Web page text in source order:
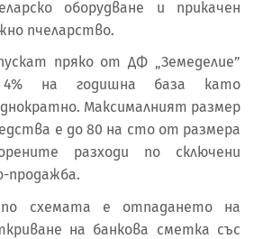
оборудване и прикачен
пчеларство.
пряко от ДФ „Земеделие”
на годишна база като
Максималният размер
е до 80 на сто от размера
разходи по сключени
продажба.
по схемата е отпадането на
на банкова сметка със